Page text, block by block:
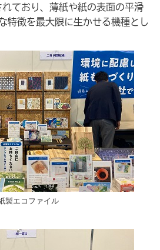
ており、薄紙や紙の表面の平滑
特徴を最大限に生かせる機種とし
製エコファイル